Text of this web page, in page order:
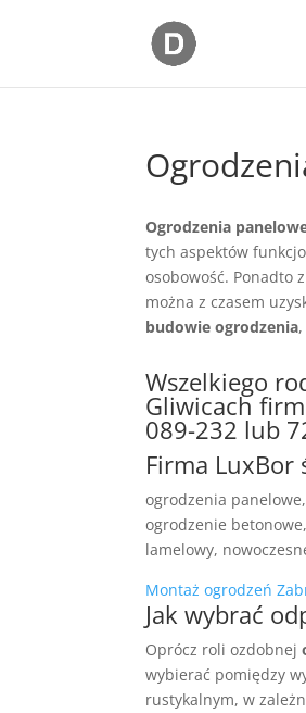
Ogrodzenia
tych aspektów
osobowość. Ponadto
można z czasem
budowie ogrodzenia
Wszelkiego
Gliwicach
089-232 lub
Firma LuxBor
ogrodzenia
ogrodzenie
lamelowy,
Montaż ogrodzeń
Jak wybrać
Oprócz roli ozdobnej
wybierać pomiędzy
rustykalnym, w